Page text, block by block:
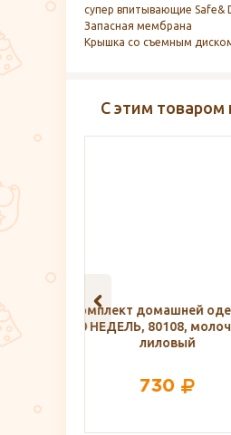
супер впитывающие Safe&
Запасная мембрана
Крышка со съемным
С этим товаром
одежды,
Ночная
беременных и
4612, Lovely
525